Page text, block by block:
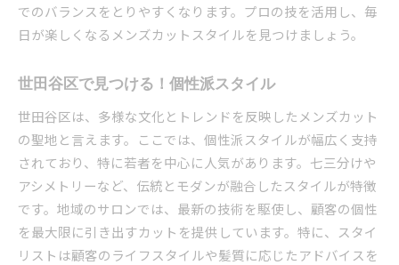
でのバランスをとりやすくなります。プロの技を活用し、毎
日が楽しくなるメンズカットスタイルを見つけましょう。
世田谷区で見つける！個性派スタイル
世田谷区は、多様な文化とトレンドを反映したメンズカット
の聖地と言えます。ここでは、個性派スタイルが幅広く支持
されており、特に若者を中心に人気があります。七三分けや
アシメトリーなど、伝統とモダンが融合したスタイルが特徴
です。地域のサロンでは、最新の技術を駆使し、顧客の個性
を最大限に引き出すカットを提供しています。特に、スタイ
リストは顧客のライフスタイルや髪質に応じたアドバイスを